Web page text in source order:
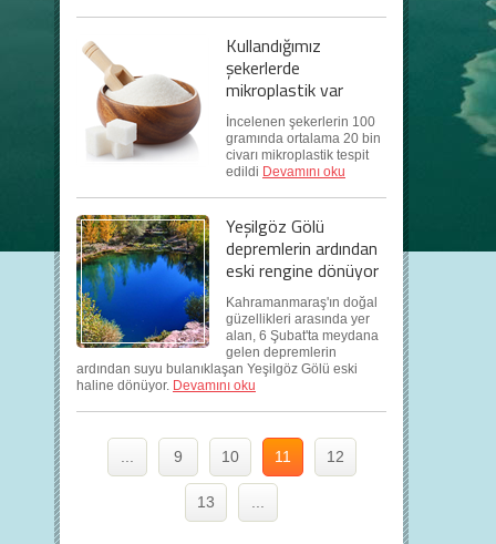
Kullandığımız
şekerlerde
mikroplastik var
İncelenen şekerlerin 100
gramında ortalama 20 bin
civarı mikroplastik tespit
edildi Devamını oku
Yeşilgöz Gölü
depremlerin ardından
eski rengine dönüyor
Kahramanmaraş'ın doğal
güzellikleri arasında yer
alan, 6 Şubat'ta meydana
gelen depremlerin
ardından suyu bulanıklaşan Yeşilgöz Gölü eski
haline dönüyor. Devamını oku
9 10 11 12
13